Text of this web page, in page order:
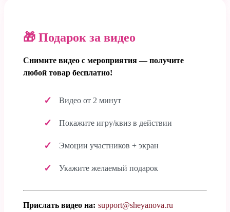
🎁 Подарок за видео
Снимите видео с мероприятия — получите
любой товар бесплатно!
Видео от 2 минут
Покажите игру/квиз в действии
Эмоции участников + экран
Укажите желаемый подарок
Прислать видео на: support@sheyanova.ru